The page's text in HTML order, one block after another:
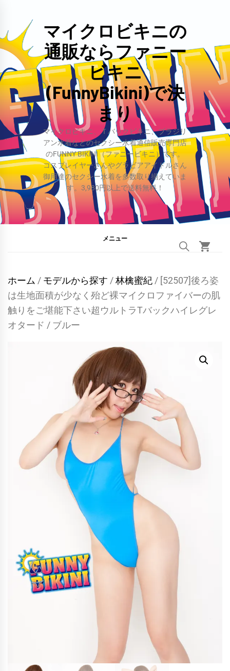
テ
ン
ツ
へ
ッ
プ
マイクロビキニの
通販ならファニー
ビキニ
(FunnyBikini)で決
まり
マイクロビキニ、Ｔバックビキニ、ブラジリ
アン水着などのセクシー水着通信販売専門店
のFUNNY BIKINI（ファニービキニ）です。
コスプレイヤーさんやグラビアアイドルさん
御用達のセクシー水着を多数取り揃えていま
す。3,980円以上で送料無料！
メニュー
ホーム / モデルから探す /林檎蜜紀 / [52507]後ろ姿
は生地面積が少なく殆ど裸マイクロファイバーの肌
触りをご堪能下さい超ウルトラTバックハイレグレ
オタード / ブルー